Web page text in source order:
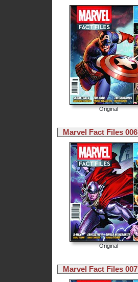
Original
Marvel Fact Files 006
Original
Marvel Fact Files 007